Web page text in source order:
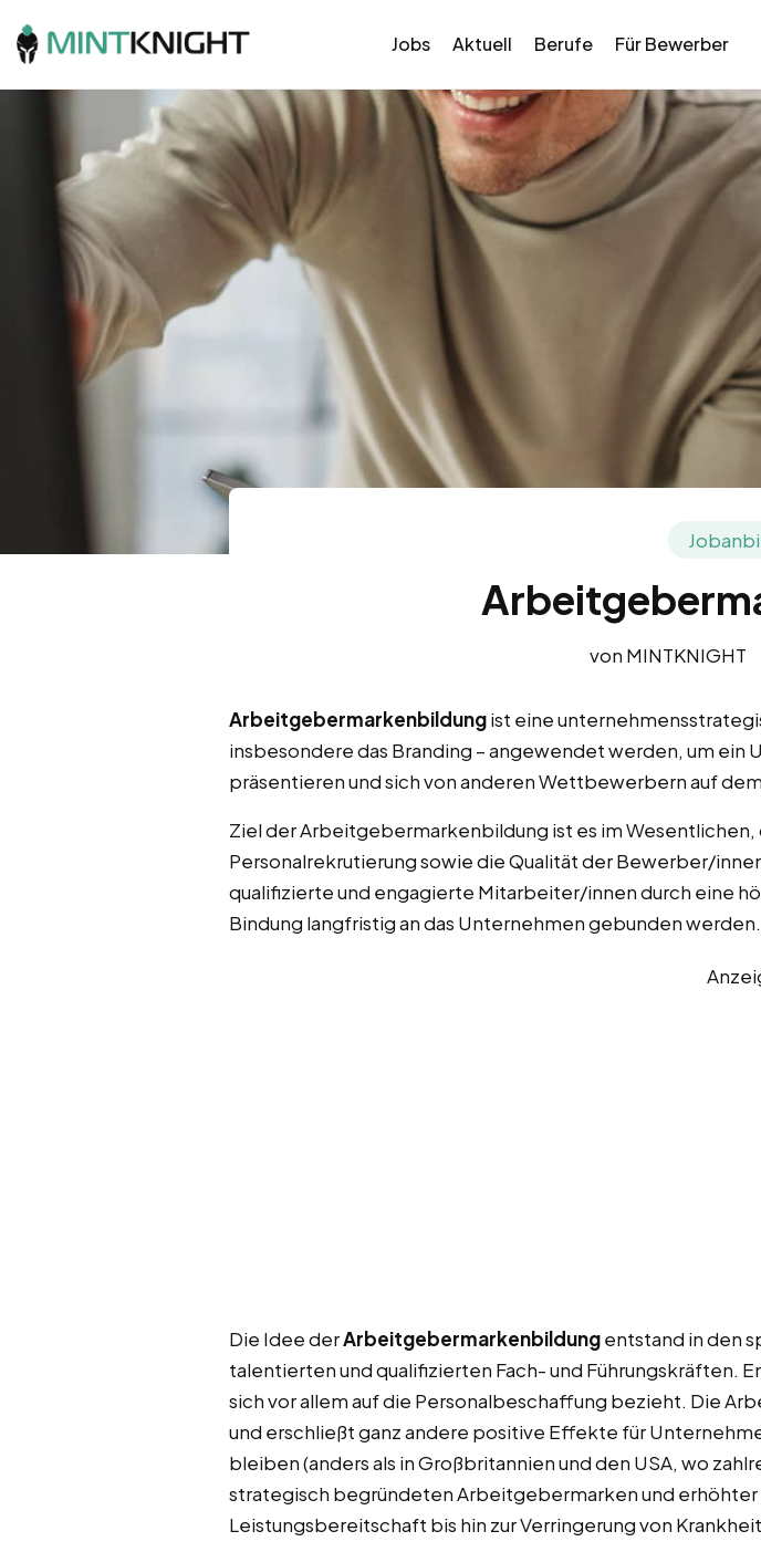
Jobs Aktuell Berufe Für Bewerber
von MINTKNIGHT
Arbeitgebermarkenbildungist eine
insbesondere das Branding – angewendet werden, um
präsentieren und sich von anderen Wettbewerbern auf
Ziel der Arbeitgebermarkenbildung ist es im
Personalrekrutierung sowie die Qualität der Bewerber/
qualifizierte und engagierte Mitarbeiter/innen durch eine
Bindung langfristig an das Unternehmen gebunden werden.
Die Idee derArbeitgebermarkenbildungentstand in den
talentierten und qualifizierten Fach- und Führungskräften.
sich vor allem auf die Personalbeschaffung bezieht. Die
und erschließt ganz andere positive Effekte für
bleiben (anders als in Großbritannien und den USA, wo
strategisch begründeten Arbeitgebermarken und
Leistungsbereitschaft bis hin zur Verringerung von